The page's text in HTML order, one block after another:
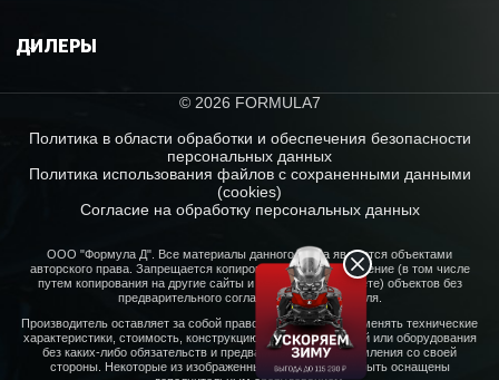
ДИЛЕРЫ
© 2026 FORMULA7
Политика в области обработки и обеспечения безопасности
персональных данных
Политика использования файлов с сохраненными данными
(cookies)
Согласие на обработку персональных данных
ООО "Формула Д". Все материалы данного сайта являются объектами
авторского права. Запрещается копирование, распространение (в том числе
путем копирования на другие сайты и ресурсы в Интернете) объектов без
предварительного согласия правообладателя.
Производитель оставляет за собой право в любое время изменять технические
характеристики, стоимость, конструкцию, свойства моделей или оборудования
без каких-либо обязательств и предварительного уведомления со своей
стороны. Некоторые из изображенных моделей могут быть оснащены